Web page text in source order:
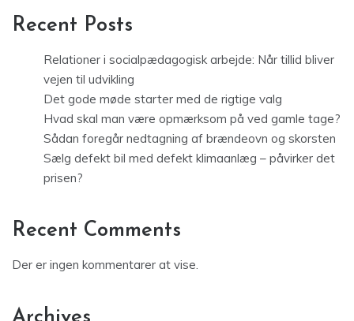
Recent Posts
Relationer i socialpædagogisk arbejde: Når tillid bliver
vejen til udvikling
Det gode møde starter med de rigtige valg
Hvad skal man være opmærksom på ved gamle tage?
Sådan foregår nedtagning af brændeovn og skorsten
Sælg defekt bil med defekt klimaanlæg – påvirker det
prisen?
Recent Comments
Der er ingen kommentarer at vise.